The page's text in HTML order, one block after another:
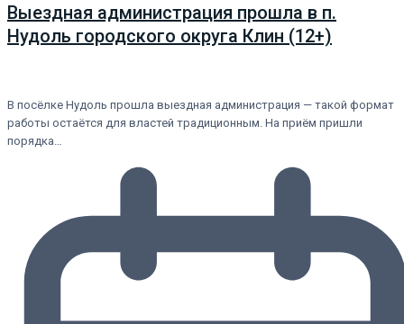
Выездная администрация прошла в п.
Нудоль городского округа Клин (12+)
В посёлке Нудоль прошла выездная администрация — такой формат
работы остаётся для властей традиционным. На приём пришли
порядка…